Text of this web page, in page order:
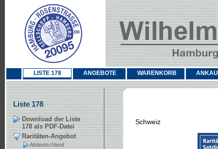
LISTE 178 ANGEBOTE WARENKORB
Liste 178
Download der Liste
178 als PDF-Datei
Raritäten-Angebot
Altdeutschland
Schweiz